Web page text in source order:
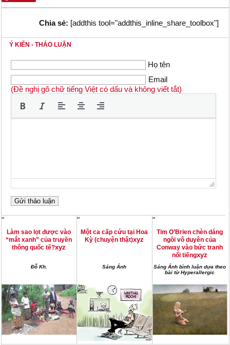
Chia sẻ: [addthis tool="addthis_inline_share_toolbox"]
Ý KIẾN - THẢO LUẬN
Họ tên
Email
(Đề nghị gõ chữ tiếng Việt có dấu và không viết tắt)
"
Làm sao lọt được vào
“mắt xanh” của truyền
thông quốc tế?xyz
Đỗ Kh.
"
Một ca cấp cứu tại Hoa
Kỳ (chuyện thật)xyz
Sáng Ánh
"
Tim O’Brien chèn dáng
ngồi vô duyên của
Conway vào bức tranh
nổi tiếngxyz
Sáng Ánh bình luận dựa theo
bài từ Hyperallergic